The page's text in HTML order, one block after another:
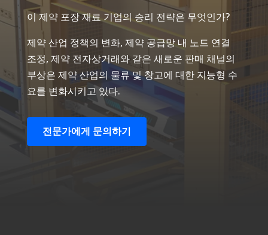
이 제약 포장 재료 기업의 승리 전략은 무엇인가?
제약 산업 정책의 변화, 제약 공급망 내 노드 연결
조정, 제약 전자상거래와 같은 새로운 판매 채널의
부상은 제약 산업의 물류 및 창고에 대한 지능형 수
요를 변화시키고 있다.
전문가에게 문의하기